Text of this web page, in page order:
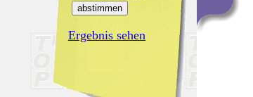
Ergebnis sehen